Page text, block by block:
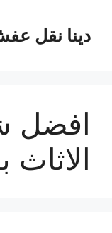
المحتوىدينا نقل
افضل
الاثاث